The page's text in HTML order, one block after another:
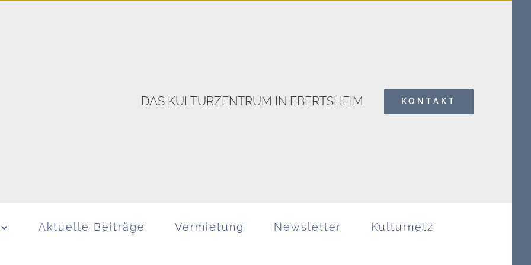
DAS KULTURZENTRUM IN EBERTSHEIM
Search
KONTAKT
Aktuelle Beiträge Vermietung Newsletter Kulturnetz